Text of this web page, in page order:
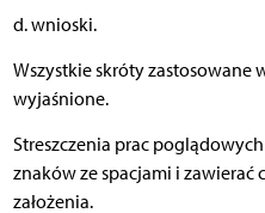
d. wnioski.
Wszystkie skróty zastosowane
wyjaśnione.
Streszczenia prac
znaków ze spacjami i zawierać
założenia.